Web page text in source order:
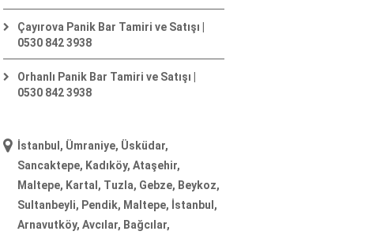
Çayırova Panik Bar Tamiri ve Satışı |
0530 842 3938
Orhanlı Panik Bar Tamiri ve Satışı |
0530 842 3938
İstanbul, Ümraniye, Üsküdar,
Sancaktepe, Kadıköy, Ataşehir,
Maltepe, Kartal, Tuzla, Gebze, Beykoz,
Sultanbeyli, Pendik, Maltepe, İstanbul,
Arnavutköy, Avcılar, Bağcılar,